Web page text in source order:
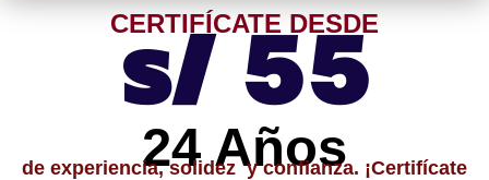
CERTIFÍCATE DESDE
s/ 55
24 Años
de experiencia, solidez y confianza. ¡Certifícate